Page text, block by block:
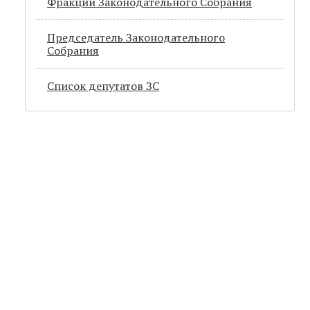
Председатель Законодательного
Cобрания
Список депутатов ЗС